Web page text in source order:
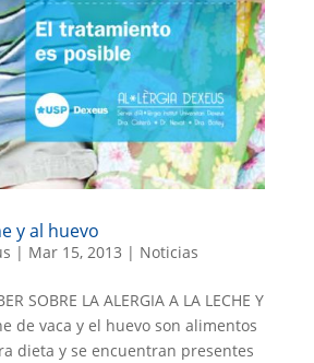
y al huevo
| Mar 15, 2013 | Noticias
SOBRE LA ALERGIA A LA LECHE Y
de vaca y el huevo son alimentos
dieta y se encuentran presentes